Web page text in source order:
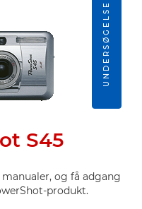
S45
og få adgang
produkt.
UNDERSØGELSE